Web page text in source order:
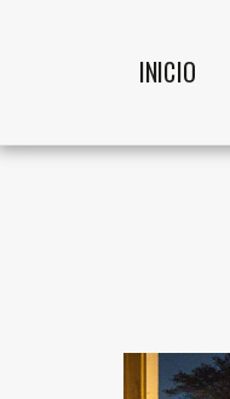
INICIO